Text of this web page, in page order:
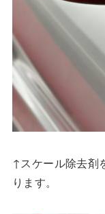
↑スケール除去剤
ります。